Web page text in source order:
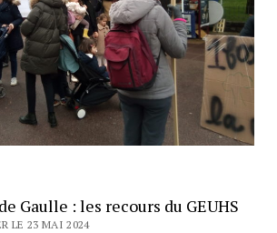
Gaulle : les recours du GEUHS
LE 23 MAI 2024